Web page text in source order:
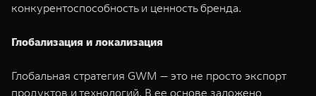
конкурентоспособность и ценность бренда.
Глобализация и локализация
Глобальная стратегия GWM — это не просто экспорт
продуктов и технологий. В ее основе заложено